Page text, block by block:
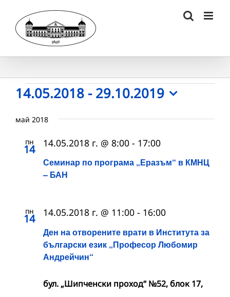
content
Събития
14.05.2018 - 29.10.2019
date.
май 2018
пн
14
Семинар по програма „Еразъм“ в КМНЦ
– БАН
14.05.2018 г. @ 8:00 - 17:00
пн
14
Ден на отворените врати в Института за
български език „Професор Любомир
Андрейчин“
14.05.2018 г. @ 11:00 - 16:00
бул. „Шипченски проход“ №52, блок 17,